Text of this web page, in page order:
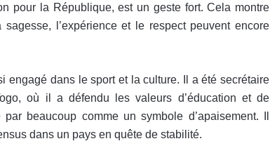
pour la République, est un geste fort. Cela montre
l’expérience et le respect peuvent encore
engagé dans le sport et la culture. Il a été secrétaire
où il a défendu les valeurs d’éducation et de
beaucoup comme un symbole d’apaisement. Il
dans un pays en quête de stabilité.